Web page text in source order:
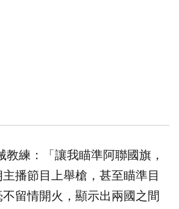
教練：「讓我瞄準阿聯國旗，
播節目上舉槍，甚至瞄準目
留情開火，顯示出兩國之間